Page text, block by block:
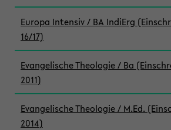
Europa Intensiv / BA IndiErg
16/17)
Evangelische Theologie / Ba
2011)
Evangelische Theologie / M.Ed.
2014)